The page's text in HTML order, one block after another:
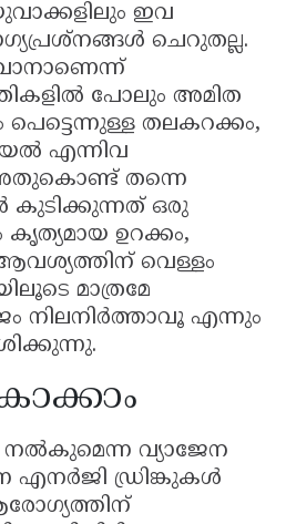
ഇവ
ചെറുതല്ല.
പോലും അമിത
തലകറക്കം,
എന്നിവ
തന്നെ
കുടിക്കുന്നത് ഒരു
ഉറക്കം,
വെള്ളം
മാത്രമേ
നിലനിർത്താവൂ എന്നും
നൽകുമെന്ന വ്യാജേന
എനർജി ഡ്രിങ്കുകൾ